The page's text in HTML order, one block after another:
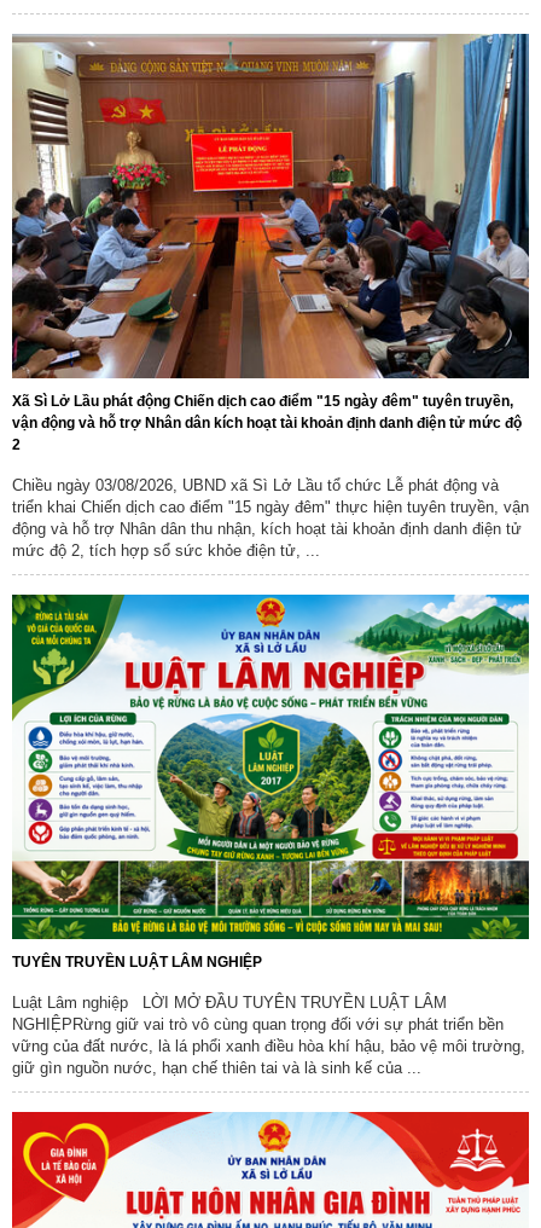
Xã Sì Lở Lầu phát động Chiến dịch cao điểm "15 ngày đêm" tuyên truyền,
vận động và hỗ trợ Nhân dân kích hoạt tài khoản định danh điện tử mức độ
2
Chiều ngày 03/08/2026, UBND xã Sì Lở Lầu tổ chức Lễ phát động và
triển khai Chiến dịch cao điểm "15 ngày đêm" thực hiện tuyên truyền, vận
động và hỗ trợ Nhân dân thu nhận, kích hoạt tài khoản định danh điện tử
mức độ 2, tích hợp sổ sức khỏe điện tử, ...
TUYÊN TRUYỀN LUẬT LÂM NGHIỆP
Luật Lâm nghiệp LỜI MỞ ĐẦU TUYÊN TRUYỀN LUẬT LÂM
NGHIỆPRừng giữ vai trò vô cùng quan trọng đối với sự phát triển bền
vững của đất nước, là lá phổi xanh điều hòa khí hậu, bảo vệ môi trường,
giữ gìn nguồn nước, hạn chế thiên tai và là sinh kế của ...